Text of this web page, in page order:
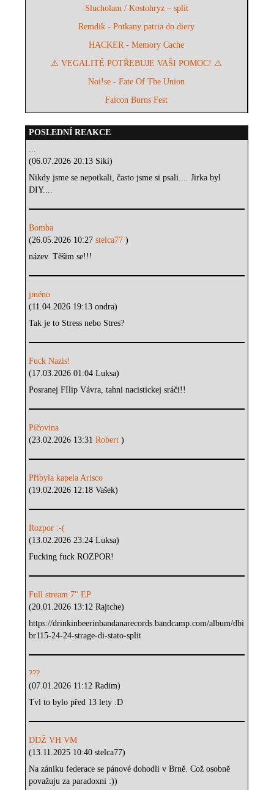
Slucholam / Kostohryz – split
Remdik - Potkany patria do diery
HACKER - Memory Cache
⚠️ VEGALITÉ POTŘEBUJE VAŠI POMOC! ⚠️
Noi!se - Fate Of The Union
Falcon Burns Fest
POSLEDNÍ REAKCE
...
(06.07.2026 20:13 Siki)
Nikdy jsme se nepotkali, často jsme si psali.... Jirka byl
DIY....
Bomba
(26.05.2026 10:27stelca77)
název. Těšim se!!!
jméno
(11.04.2026 19:13 ondra)
Tak je to Stress nebo Stres?
Fuck Nazis!
(17.03.2026 01:04 Luksa)
Posranej FIlip Vávra, tahni nacistickej sráči!!
Píčovina
(23.02.2026 13:31Robert)
Přibyla kapela Arisco
(19.02.2026 12:18 Vašek)
Rozpor :-(
(13.02.2026 23:24 Luksa)
Fucking fuck ROZPOR!
Full stream 7" EP
(20.01.2026 13:12 Rajtche)
https://drinkinbeerinbandanarecords.bandcamp.com/album/dbi
br115-24-24-strage-di-stato-split
???
(07.01.2026 11:12 Radim)
Tvl to bylo před 13 lety :D
DDŽ VH VM
(13.11.2025 10:40 stelca77)
Na zániku federace se pánové dohodli v Brně. Což osobně
považuju za paradoxní :))